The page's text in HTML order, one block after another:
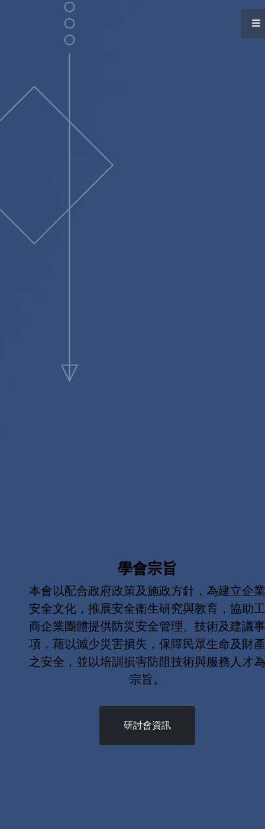
學會宗旨
本會以配合政府政策及施政方針，為建立企
安全文化，推展安全衛生研究與教育，協助
商企業團體提供防災安全管理、技術及建議
項，藉以減少災害損失，保障民眾生命及財
之安全，並以培訓損害防阻技術與服務人才
宗旨。
研討會資訊